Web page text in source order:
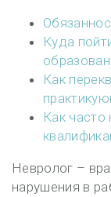
Куда
Как
Как
Невролог –
нарушения в